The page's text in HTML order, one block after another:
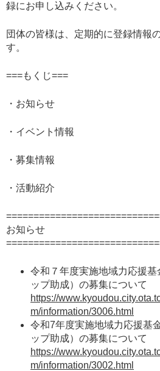
録にお申し込みください。
団体の皆様は、定期的に登録情報
す。
===もくじ===
・お知らせ
・イベント情報
・募集情報
・活動紹介
お知らせ
令和７年度実施地域力応援
ップ助成）の募集について
https://
m/information/3006.html
令和7年度実施地域力応援基
ップ助成）の募集について
https://
m/information/3002.html